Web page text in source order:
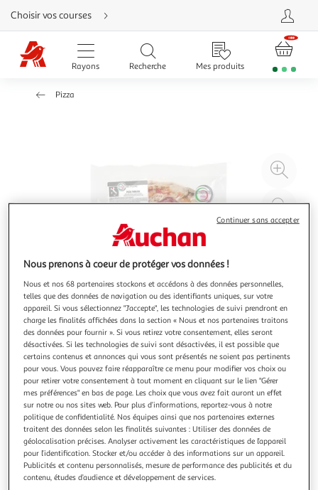
Aller
directement
au
contenu
Aller
directement
Aller
Choisir vos courses
Rayons Recherche Mes produits
Pizza
à
4 (3)
L'ITALIE DES PIZZAS
Pizza tirolese specke et corgonzola
Selon la tradition italienne, la pâte est laissée à reposer
pendant 24h minimum, étirée à la main, cuite au four et
garnie à la main.
En savoir +
Nous prenons à coeur de protéger vos données !
Nous et nos 68 partenaires stockons et accédons à des données personnelles,
telles que des données de navigation ou des identifiants uniques, sur votre
appareil. Si vous sélectionnez "J'accepte", les technologies de suivi prendront en
charge les finalités affichées dans la section « Nous et nos partenaires traitons
des données pour fournir ». Si vous retirez votre consentement, elles seront
désactivées. Si les technologies de suivi sont désactivées, il est possible que
certains contenus et annonces qui vous sont présentés ne soient pas pertinents
pour vous. Vous pouvez faire réapparaître ce menu pour modifier vos choix ou
pour retirer votre consentement à tout moment en cliquant sur le lien "Gérer
mes préférences" en bas de page. Les choix que vous avez fait auront un effet
sur notre ou nos sites web. Pour plus d’informations, reportez-vous à notre
politique de confidentialité. Nos équipes ainsi que nos partenaires externes
traitent des données selon les finalités suivantes : Utiliser des données de
géolocalisation précises. Analyser activement les caractéristiques de l’appareil
pour l’identification. Stocker et/ou accéder à des informations sur un appareil.
Publicités et contenu personnalisés, mesure de performance des publicités et du
contenu, études d’audience et développement de services.
Continuer sans accepter